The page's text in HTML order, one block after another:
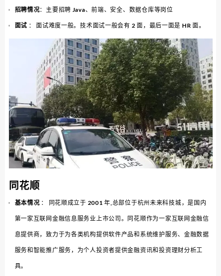
招聘情况：主要招聘 Java、前端、安全、数据仓库等岗位
面试 ： 面试难度一般。技术面试一般会有 2 面，最后一面是 HR 面。
同花顺
基本情况 ： 同花顺成立于 2001 年,总部位于杭州未来科技城，是国内
第一家互联网金融信息服务业上市公司。同花顺作为一家互联网金融信
息提供商，致力于为各类机构提供软件产品和系统维护服务、金融数据
服务和智能推广服务，为个人投资者提供金融资讯和投资理财分析工
具。